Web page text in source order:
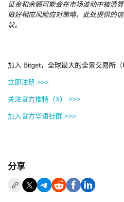
证金和余额可能会在市场波动中被清
做好相应风险应对策略，此处提供的
议。
加入 Bitget，全球最大的全景交易所（
立即注册 >>>
关注官方推特（X） >>>
加入官方华语社群 >>>
分享